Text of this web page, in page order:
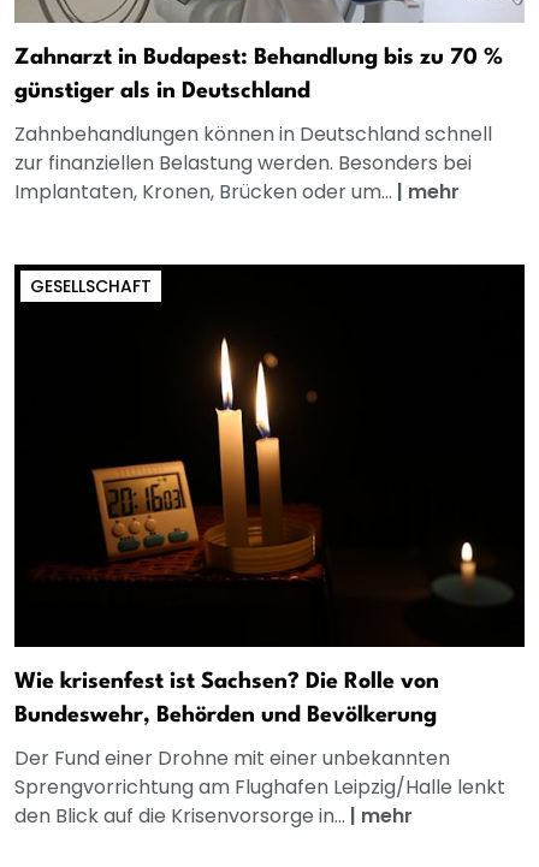
Zahnarzt in Budapest: Behandlung bis zu 70 %
günstiger als in Deutschland
Zahnbehandlungen können in Deutschland schnell
zur finanziellen Belastung werden. Besonders bei
Implantaten, Kronen, Brücken oder um... | mehr
GESELLSCHAFT
Wie krisenfest ist Sachsen? Die Rolle von
Bundeswehr, Behörden und Bevölkerung
Der Fund einer Drohne mit einer unbekannten
Sprengvorrichtung am Flughafen Leipzig/Halle lenkt
den Blick auf die Krisenvorsorge in... | mehr